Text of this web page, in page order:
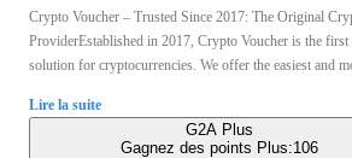
Crypto Voucher – Trusted Since 2017: The Original
ProviderEstablished in 2017, Crypto Voucher is the
solution for cryptocurrencies. We offer the easiest and
Lire la suite
G2A Plus
Gagnez des points Plus:106